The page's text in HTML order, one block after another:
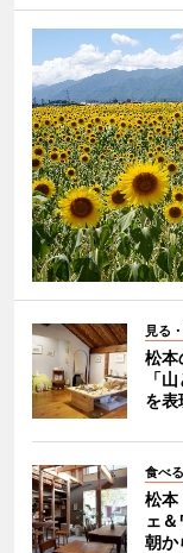
見る
松本
「
を
食べる
松本
ェ
朝か